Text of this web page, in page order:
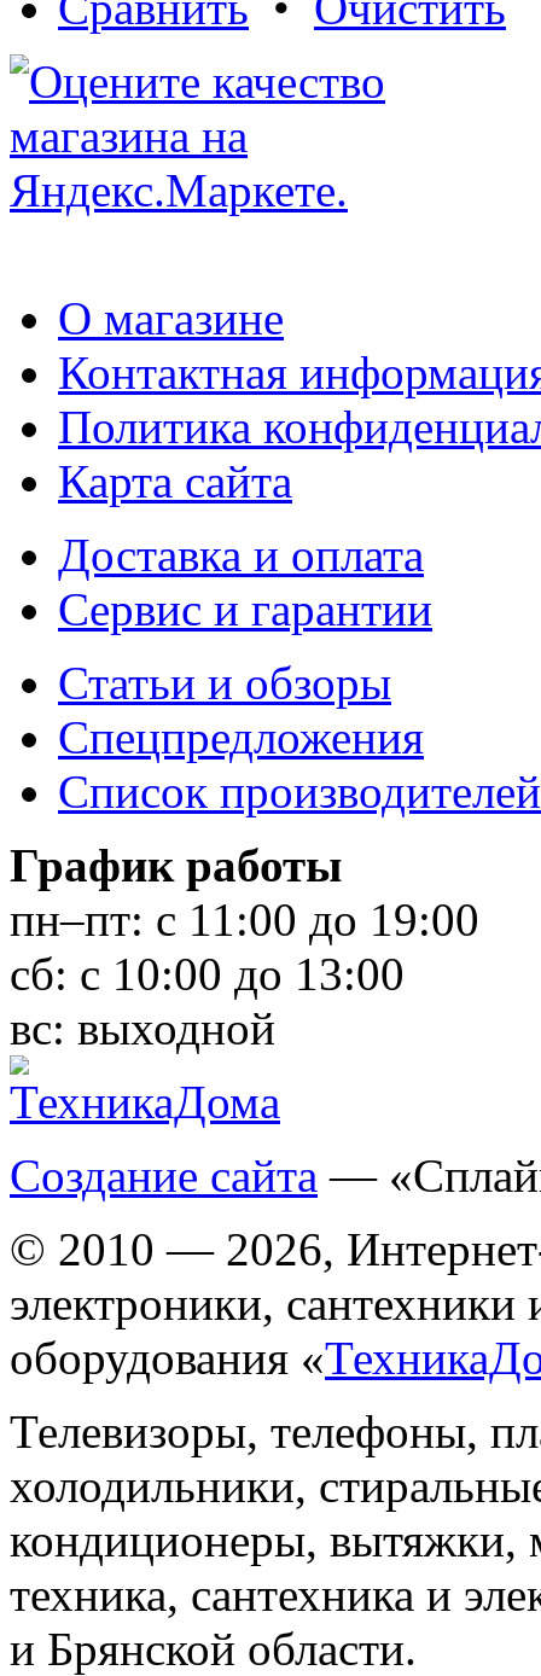
О магазине
Контактная
Политика
Карта сайта
Доставка и оплата
Сервис и гарантии
Статьи и обзоры
Спецпредложения
Список производителей
График работы
пн–пт: с 11:00 до 19:00
сб: с 10:00 до 13:00
вс: выходной
Создание сайта —
© 2010 — 2026,
электроники, сантехники
оборудования «
Телевизоры, телефоны,
холодильники,
кондиционеры, вытяжки,
техника, сантехника и
и Брянской области.